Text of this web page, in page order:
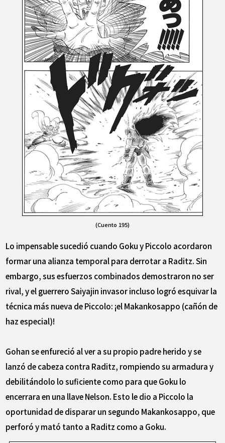
(Cuento 195)
Lo impensable sucedió cuando Goku y Piccolo acordaron
formar una alianza temporal para derrotar a Raditz. Sin
embargo, sus esfuerzos combinados demostraron no ser
rival, y el guerrero Saiyajin invasor incluso logró esquivar la
técnica más nueva de Piccolo: ¡el Makankosappo (cañón de
haz especial)!
Gohan se enfureció al ver a su propio padre herido y se
lanzó de cabeza contra Raditz, rompiendo su armadura y
debilitándolo lo suficiente como para que Goku lo
encerrara en una llave Nelson. Esto le dio a Piccolo la
oportunidad de disparar un segundo Makankosappo, que
perforó y mató tanto a Raditz como a Goku.